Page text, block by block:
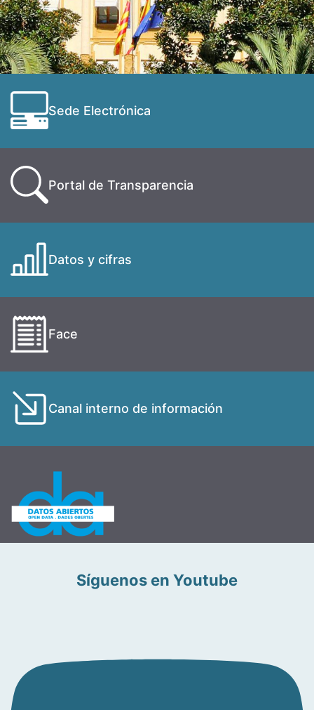
Sede Electrónica
Portal de Transparencia
Datos y cifras
Face
Canal interno de información
Síguenos en Youtube